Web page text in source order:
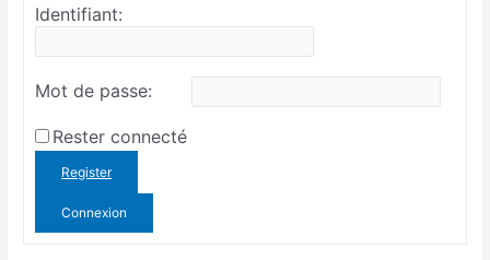
Identifiant:
Mot de passe:
Rester connecté
Register
Connexion